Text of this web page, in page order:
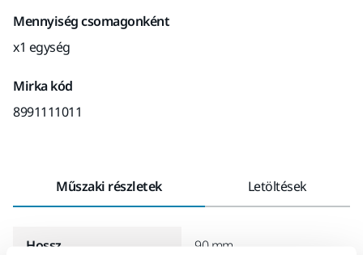
Mennyiség csomagonként
x1 egység
Mirka kód
8991111011
Műszaki részletek Letöltések
Hossz 90 mm